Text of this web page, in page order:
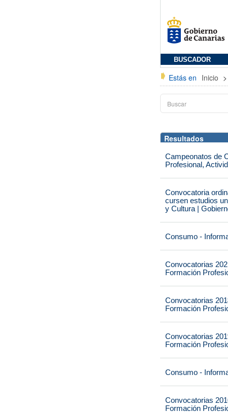
BUSCADOR
Estás en Inicio >
Resultados
Campeonatos de
Profesional,
Convocatoria
cursen estudios
y Cultura |
Consumo -
Convocatorias
Formación
Convocatorias
Formación
Convocatorias
Formación
Consumo -
Convocatorias
Formación